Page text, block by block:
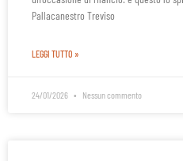
Pallacanestro Treviso
LEGGI TUTTO »
24/01/2026 Nessun commento